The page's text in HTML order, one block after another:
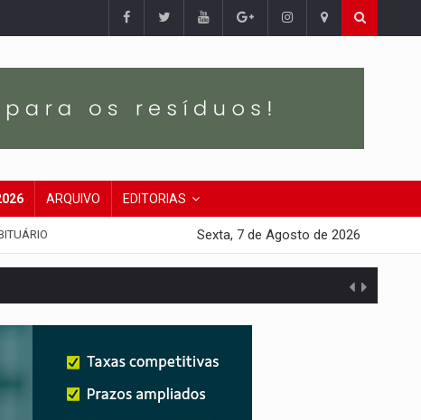
ARQUIVO EDITORIAS
Sexta, 7 de Agosto de 2026